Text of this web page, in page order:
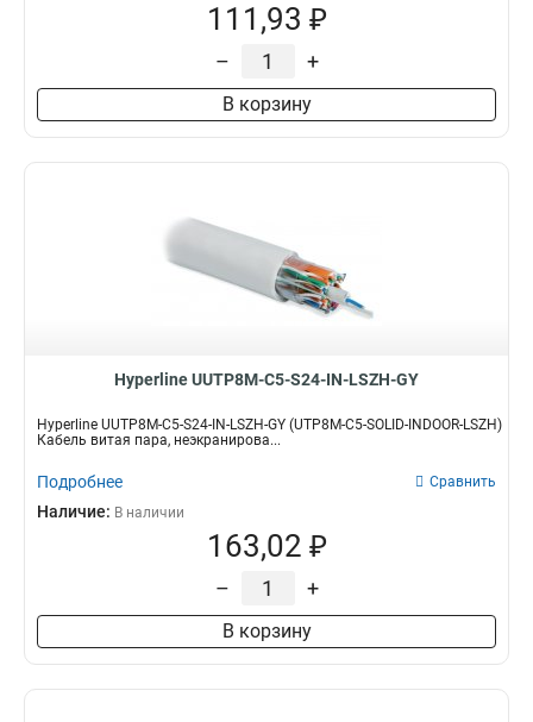
111,93 ₽
– +
В корзину
Hyperline UUTP8M-C5-S24-IN-LSZH-GY
Hyperline UUTP8M-C5-S24-IN-LSZH-GY (UTP8M-C5-SOLID-INDOOR-LSZH)
Кабель витая пара, неэкранирова...
Подробнее Сравнить
Наличие: В наличии
163,02 ₽
– +
В корзину